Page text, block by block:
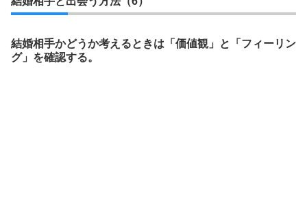
結婚相手かどうか考えるときは「価値観」と「フィーリン
グ」を確認する。